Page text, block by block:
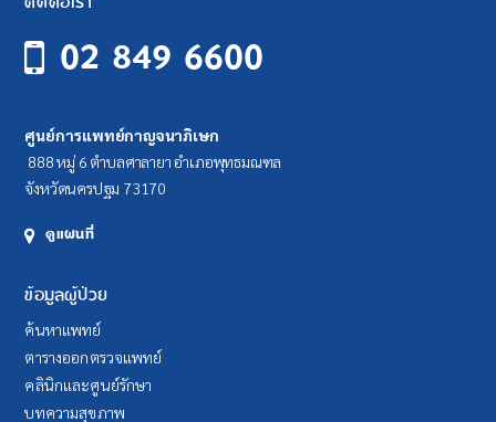
02 849 6600
ศูนย์การแพทย์กาญจนาภิเษก
888 หมู่ 6 ตำบลศาลายา อำเภอพุทธมณฑล
จังหวัดนครปฐม 73170
ดูแผนที่
ข้อมูลผู้ป่วย
ค้นหาแพทย์
ตารางออกตรวจแพทย์
คลินิกและศูนย์รักษา
บทความสุขภาพ